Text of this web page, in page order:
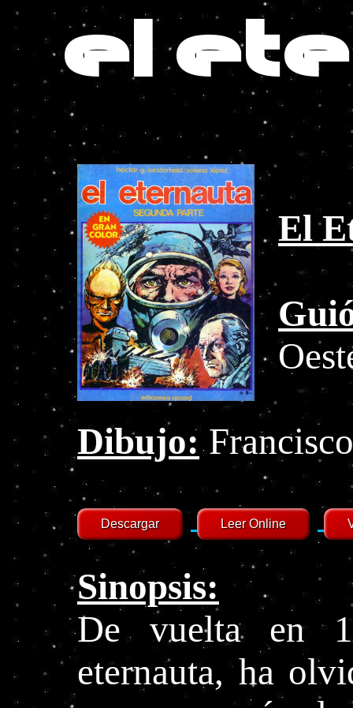
el
El
Dibujo:
Sinopsis:
De vuelta en
eternauta, ha